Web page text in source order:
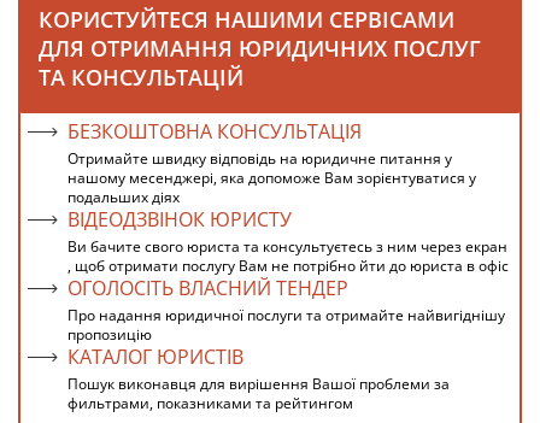
КОРИСТУЙТЕСЯ НАШИМИ СЕРВІСАМИ
ДЛЯ ОТРИМАННЯ ЮРИДИЧНИХ ПОСЛУГ
ТА КОНСУЛЬТАЦІЙ
БЕЗКОШТОВНА КОНСУЛЬТАЦІЯ
Отримайте швидку відповідь на юридичне питання у
нашому месенджері, яка допоможе Вам зорієнтуватися у
подальших діях
ВІДЕОДЗВІНОК ЮРИСТУ
Ви бачите свого юриста та консультуєтесь з ним через екран
, щоб отримати послугу Вам не потрібно йти до юриста в офіс
ОГОЛОСІТЬ ВЛАСНИЙ ТЕНДЕР
Про надання юридичної послуги та отримайте найвигіднішу
пропозицію
КАТАЛОГ ЮРИСТІВ
Пошук виконавця для вирішення Вашої проблеми за
фильтрами, показниками та рейтингом